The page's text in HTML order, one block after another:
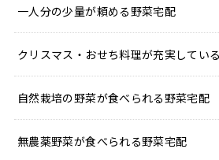
一人分の少量が頼める野菜宅配
クリスマス・おせち料理が充実してい
自然栽培の野菜が食べられる野菜宅配
無農薬野菜が食べられる野菜宅配